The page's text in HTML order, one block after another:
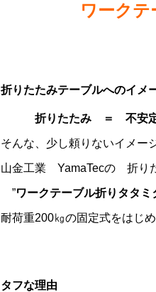
ワークテーブ
折りたたみテーブルへのイメ
折りたたみ ＝ 不安
そんな、少し頼りないイメー
山金工業 YamaTecの 折り
”ワークテーブル折りタタミ
耐荷重200㎏の固定式をはじ
タフな理由